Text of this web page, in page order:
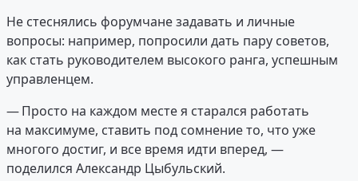
Не стеснялись форумчане задавать и личные
вопросы: например, попросили дать пару советов,
как стать руководителем высокого ранга, успешным
управленцем.
— Просто на каждом месте я старался работать
на максимуме, ставить под сомнение то, что уже
многого достиг, и все время идти вперед, —
поделился Александр Цыбульский.